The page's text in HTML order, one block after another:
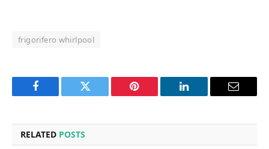
frigorifero whirlpool
Facebook Twitter Pinterest LinkedIn Email
RELATED POSTS